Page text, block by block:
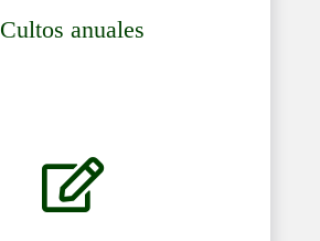
Cultos anuales
